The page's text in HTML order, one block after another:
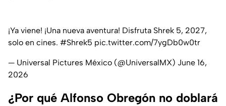
¡Ya viene! ¡Una nueva aventura! Disfruta Shrek 5, 2027,
solo en cines. #Shrek5 pic.twitter.com/7ygDb0w0tr
— Universal Pictures México (@UniversalMX) June 16,
2026
¿Por qué Alfonso Obregón no doblará